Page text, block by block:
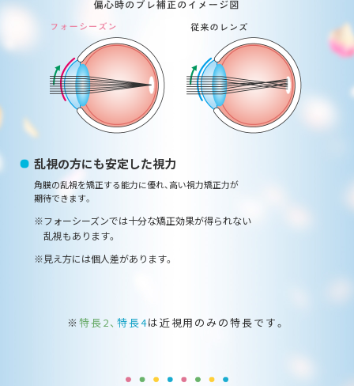
乱視の方にも安定した視力
角膜の乱視を矯正する能力に優れ、高い視力矯正力が
期待できます。
フォーシーズンでは十分な矯正効果が得られない
乱視もあります。
見え方には個人差があります。
※ 特長2、 特長4は近視用のみの特長です。